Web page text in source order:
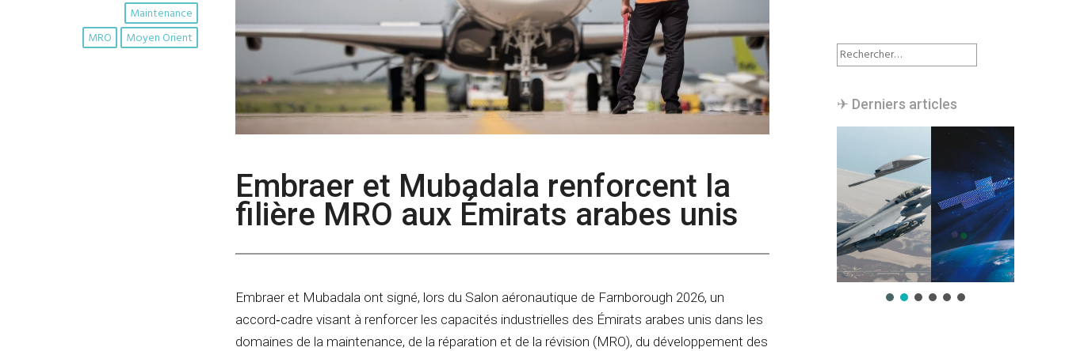
Maintenance
Moyen Orient
MRO
Embraer et Mubadala renforcent la
filière MRO aux Émirats arabes unis
Embraer et Mubadala ont signé, lors du Salon aéronautique de Farnborough 2026, un
accord‑cadre visant à renforcer les capacités industrielles des Émirats arabes unis dans les
domaines de la maintenance, de la réparation et de la révision (MRO), du développement des
Rechercher :
✈︎ Derniers articles